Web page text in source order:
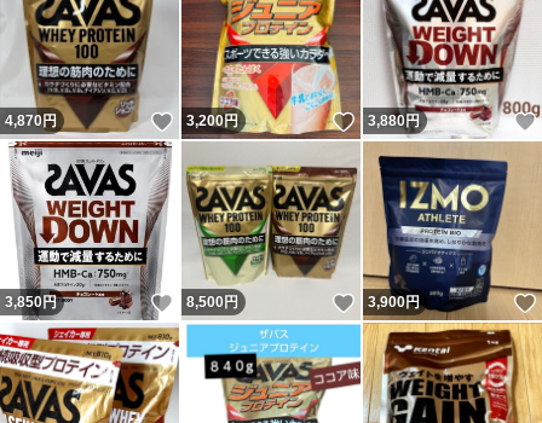
4,870円 いいね！
3,200円 いいね！
3,880円
3,850円 いいね！
8,500円 いいね！
3,900円